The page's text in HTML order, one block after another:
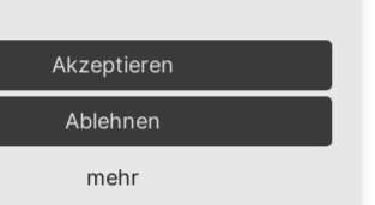
Wirksam handeln.
Sie mir auf LinkedIn
meinenNewsletter KLAR FÜHREN
Akzeptieren
Ablehnen
mehr